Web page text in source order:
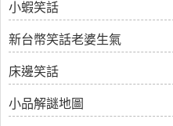
小蝦笑話
新台幣笑話老婆生氣
床邊笑話
小品解謎地圖